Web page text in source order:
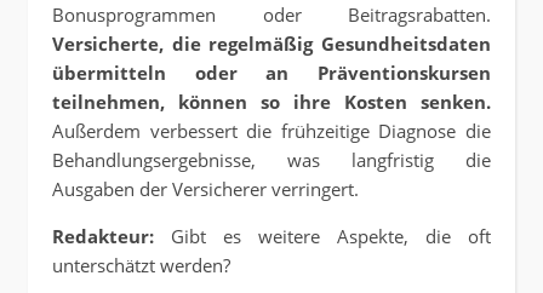
Bonusprogrammen oder Beitragsrabatten.
Versicherte, die regelmäßig Gesundheitsdaten
übermitteln oder an Präventionskursen
teilnehmen, können so ihre Kosten senken.
Außerdem verbessert die frühzeitige Diagnose die
Behandlungsergebnisse, was langfristig die
Ausgaben der Versicherer verringert.
Redakteur: Gibt es weitere Aspekte, die oft
unterschätzt werden?